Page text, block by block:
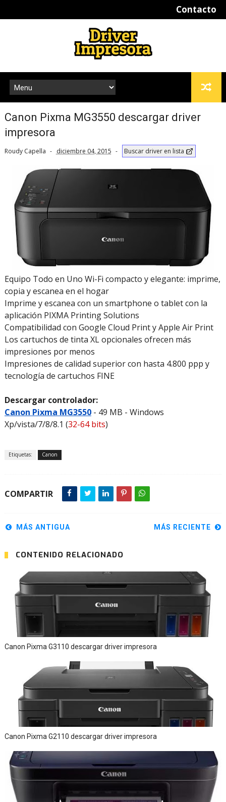
Contacto
Canon Pixma MG3550 descargar driver
impresora
Roudy Capella diciembre 04, 2015 Buscar driver en lista
Equipo Todo en Uno Wi-Fi compacto y elegante: imprime,
copia y escanea en el hogar
Imprime y escanea con un smartphone o tablet con la
aplicación PIXMA Printing Solutions
Compatibilidad con Google Cloud Print y Apple Air Print
Los cartuchos de tinta XL opcionales ofrecen más
impresiones por menos
Impresiones de calidad superior con hasta 4.800 ppp y
tecnología de cartuchos FINE
Descargar controlador:
Canon Pixma MG3550- 49 MB - Windows
Xp/vista/7/8/8.1 (32-64 bits)
Etiquetas: Canon
COMPARTIR
MÁS RECIENTE
MÁS ANTIGUA
CONTENIDO RELACIONADO
Canon Pixma G3110 descargar driver impresora
Canon Pixma G2110 descargar driver impresora